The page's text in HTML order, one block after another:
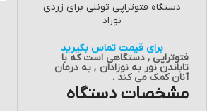
دستگاه فتوتراپی تونلی برای زردی
نوزاد
برای قیمت تماس بگیرید
فتوتراپی , دستگاهی است که با
تاباندن نور به نوزادان , به درمان
آنان کمک می کند .
مشخصات دستگاه